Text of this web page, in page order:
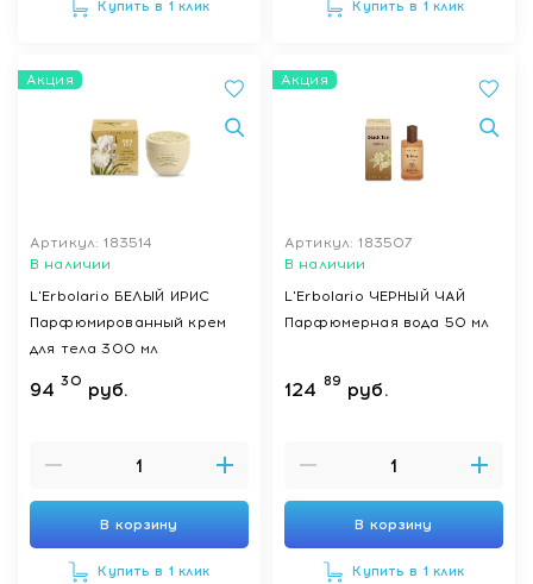
Купить в 1 клик Купить в 1 клик
Акция
Артикул: 183514
В наличии
L'Erbolario БЕЛЫЙ ИРИС
Парфюмированный крем
для тела 300 мл
94 30 руб.
В корзину
Купить в 1 клик
Акция
Артикул: 183507
В наличии
L'Erbolario ЧЕРНЫЙ ЧАЙ
Парфюмерная вода 50 мл
124 89 руб.
В корзину
Купить в 1 клик